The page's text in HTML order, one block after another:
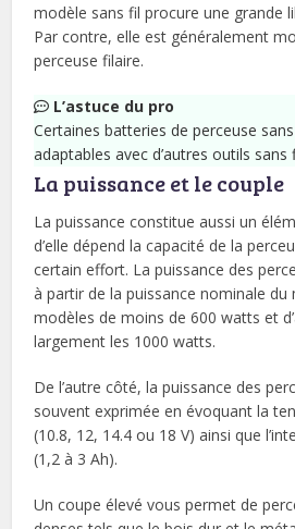
modèle sans fil procure une grande
Par contre, elle est généralement
perceuse filaire.
L’astuce du pro
Certaines batteries de perceuse
adaptables avec d’autres outils sans
La puissance et le couple
La puissance constitue aussi un
d’elle dépend la capacité de la
certain effort. La puissance des
à partir de la puissance nominale du
modèles de moins de 600 watts et
largement les 1000 watts.
De l’autre côté, la puissance des
souvent exprimée en évoquant la
(10.8, 12, 14.4 ou 18 V) ainsi que
(1,2 à 3 Ah).
Un coupe élevé vous permet de